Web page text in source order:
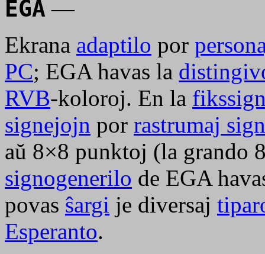
EGA —
Ekrana adaptilo por
PC; EGA havas la
RVB-koloroj. En la
signejojn por rastrumaj
aŭ 8×8 punktoj (la grando
signogenerilo de EGA
povas ŝargi je diversaj
Esperanto.